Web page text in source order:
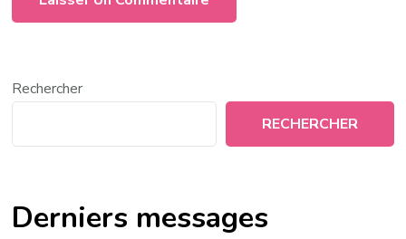
Rechercher
RECHERCHER
Derniers messages